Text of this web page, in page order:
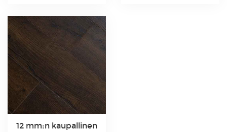
12 mm:n kaupallinen